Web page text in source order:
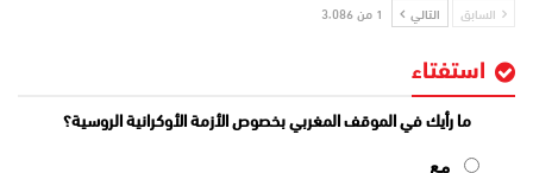
السابق التالي 1 من 3٬086
استفتاء
ما رأيك في الموقف المغربي بخصوص الأزمة الأوكرانية الروسية؟
مع